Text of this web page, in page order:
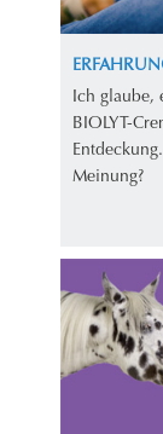
Ich glaube,
BIOLYT-
Meinung?